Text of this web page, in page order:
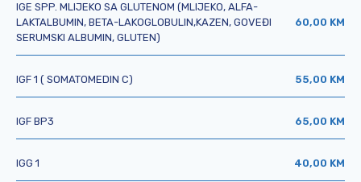
IGE SPP. MLIJEKO SA GLUTENOM (MLIJEKO, ALFA-
LAKTALBUMIN, BETA-LAKOGLOBULIN,KAZEN, GOVEĐI
SERUMSKI ALBUMIN, GLUTEN)
60,00 KM
IGF 1 ( SOMATOMEDIN C) 55,00 KM
IGF BP3 65,00 KM
IGG 1 40,00 KM